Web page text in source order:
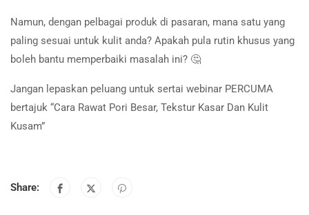
Namun, dengan pelbagai produk di pasaran, mana satu yang
paling sesuai untuk kulit anda? Apakah pula rutin khusus yang
boleh bantu memperbaiki masalah ini? 🤔
Jangan lepaskan peluang untuk sertai webinar PERCUMA
bertajuk “Cara Rawat Pori Besar, Tekstur Kasar Dan Kulit
Kusam”
Share: